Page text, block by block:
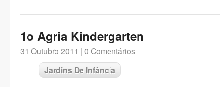
1o Agria Kindergarten
31 Outubro 2011 | 0 Comentários
Jardins De Infância